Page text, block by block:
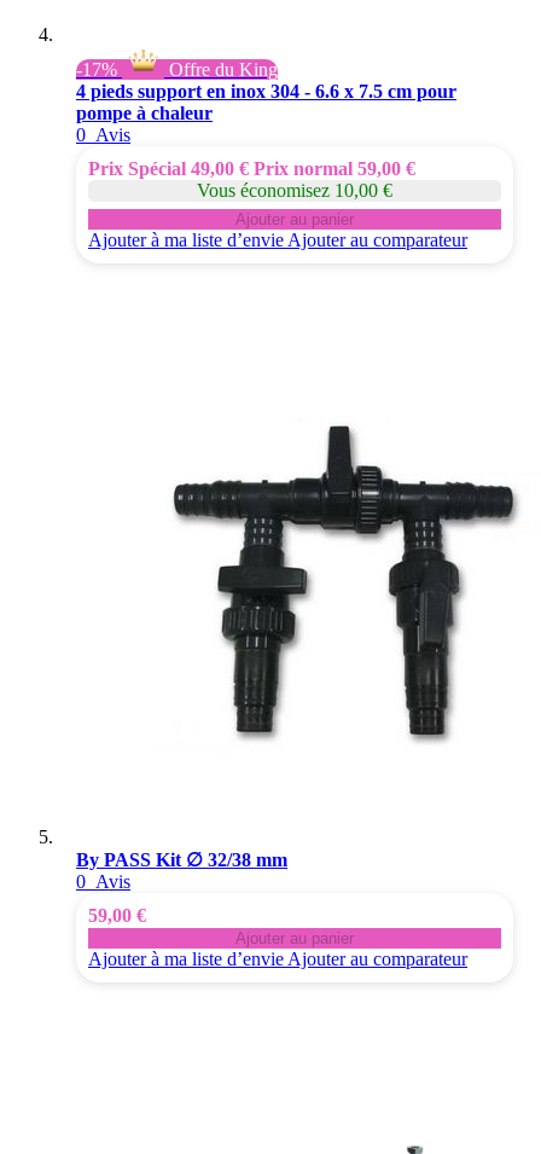
-17%
Offre du King
4 pieds support en inox 304 - 6.6 x 7.5 cm pour
pompe à chaleur
0 Avis
Prix Spécial 49,00 € Prix normal 59,00 €
Vous économisez 10,00 €
Ajouter au panier
Ajouter à ma liste d’envie Ajouter au comparateur
By PASS Kit ∅ 32/38 mm
0 Avis
59,00 €
Ajouter au panier
Ajouter à ma liste d’envie Ajouter au comparateur